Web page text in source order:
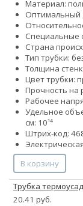
Материал:
Оптимальный
Специальные
Страна
Тип трубки:
Толщина
Цвет трубки:
Прочность на
Рабочее
Удельное
см: 10¹⁴
Штрих-код:
В корзину
Трубка
20.41 руб.